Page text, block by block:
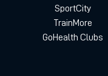
SportCity
TrainMore
GoHealth Clubs